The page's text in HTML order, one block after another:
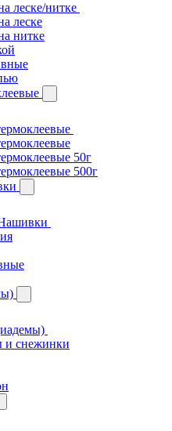
леске/нитке
леске
нитке
50г
500г
и снежинки